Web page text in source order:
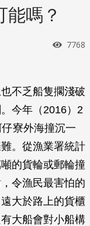
能嗎？
瀏覽
7768
不乏船隻擱淺破
今年（2016）2
寮外海撞沉一
。從漁業署統計
的貨輪或郵輪撞
令漁民最害怕的
大於路上的貨櫃
大船會對小船構